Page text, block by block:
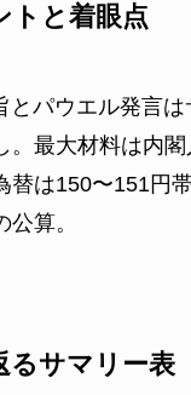
トと着眼点
とパウエル発言
。最大材料は内
替は150〜151円
算。
るサマリー表